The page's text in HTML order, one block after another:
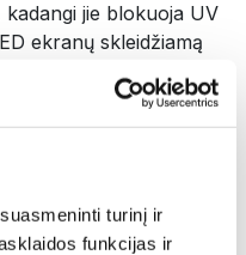
turinį ir
funkcijas ir
jie blokuoja UV
ekranų skleidžiamą
savybės:
mėlyną šviesą
matomos šviesos